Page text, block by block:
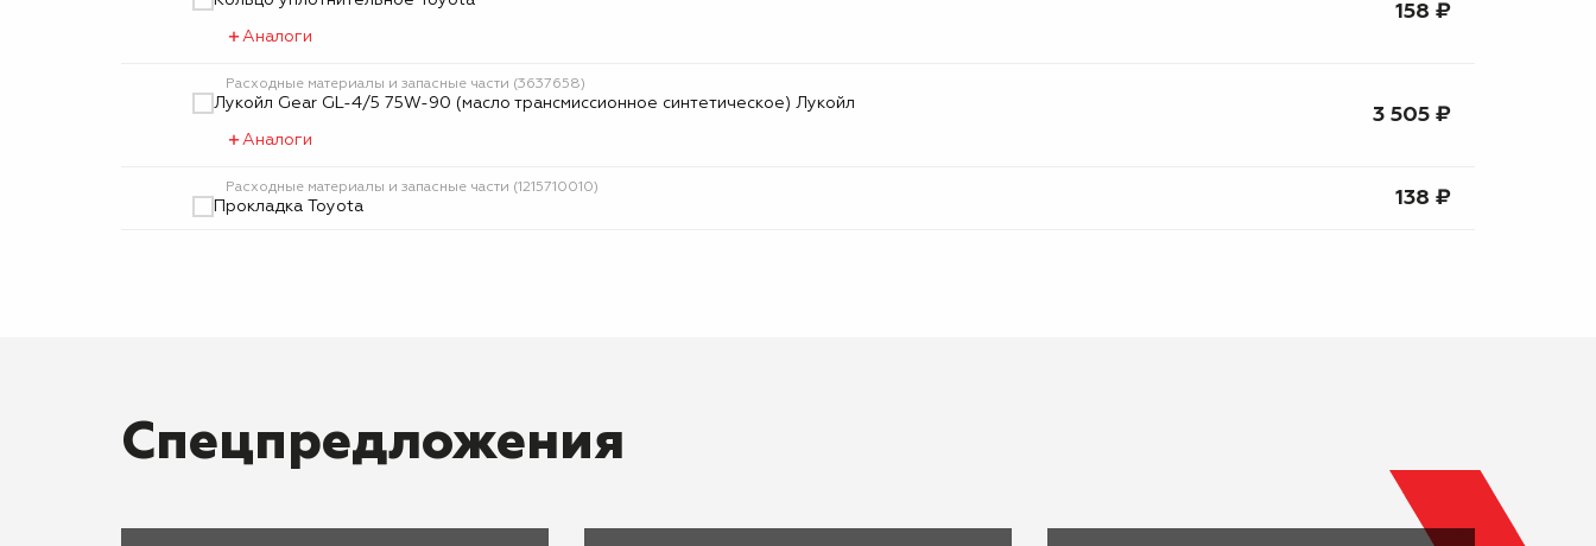
Аналоги
158 ₽
Расходные материалы и запасные части (3637658)
Лукойл Gear GL-4/5 75W-90 (масло трансмиссионное синтетическое) Лукойл
Аналоги
3 505 ₽
Расходные материалы и запасные части (1215710010)
Прокладка Toyota 138 ₽
Спецпредложения